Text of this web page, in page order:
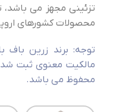
تزئینی مجهز می باشد،
محصولات کشورهای
مالکیت معنوی ثبت
محفوظ می باشد.